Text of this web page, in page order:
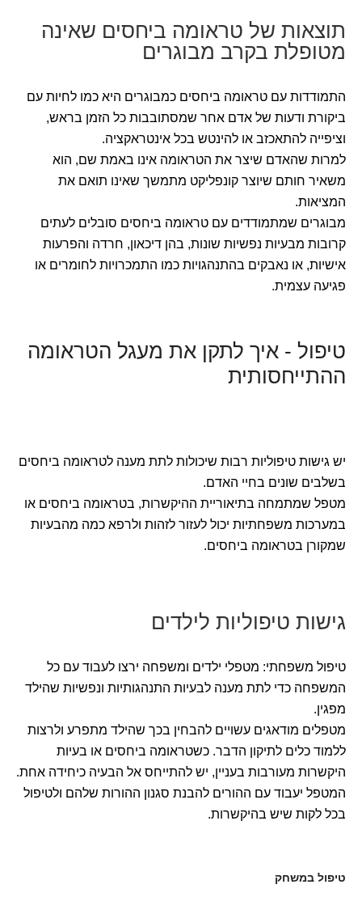
תוצאות של טראומה ביחסים שאינה
מטופלת בקרב מבוגרים
התמודדות עם טראומה ביחסים כמבוגרים היא כמו לחיות עם
ביקורת ודעות של אדם אחר שמסתובבות כל הזמן בראש,
וציפייה להתאכזב או להינטש בכל אינטראקציה.
למרות שהאדם שיצר את הטראומה אינו באמת שם, הוא
משאיר חותם שיוצר קונפליקט מתמשך שאינו תואם את
המציאות.
מבוגרים שמתמודדים עם טראומה ביחסים סובלים לעתים
קרובות מבעיות נפשיות שונות, בהן דיכאון, חרדה והפרעות
אישיות, או נאבקים בהתנהגויות כמו התמכרויות לחומרים או
פגיעה עצמית.
טיפול - איך לתקן את מעגל הטראומה
ההתייחסותית
יש גישות טיפוליות רבות שיכולות לתת מענה לטראומה ביחסים
בשלבים שונים בחיי האדם.
מטפל שמתמחה בתיאוריית ההיקשרות, בטראומה ביחסים או
במערכות משפחתיות יכול לעזור לזהות ולרפא כמה מהבעיות
שמקורן בטראומה ביחסים.
גישות טיפוליות לילדים
טיפול משפחתי: מטפלי ילדים ומשפחה ירצו לעבוד עם כל
המשפחה כדי לתת מענה לבעיות התנהגותיות ונפשיות שהילד
מפגין.
מטפלים מודאגים עשויים להבחין בכך שהילד מתפרע ולרצות
ללמוד כלים לתיקון הדבר. כשטראומה ביחסים או בעיות
היקשרות מעורבות בעניין, יש להתייחס אל הבעיה כיחידה אחת.
המטפל יעבוד עם ההורים להבנת סגנון ההורות שלהם ולטיפול
בכל לקות שיש בהיקשרות.
טיפול במשחק